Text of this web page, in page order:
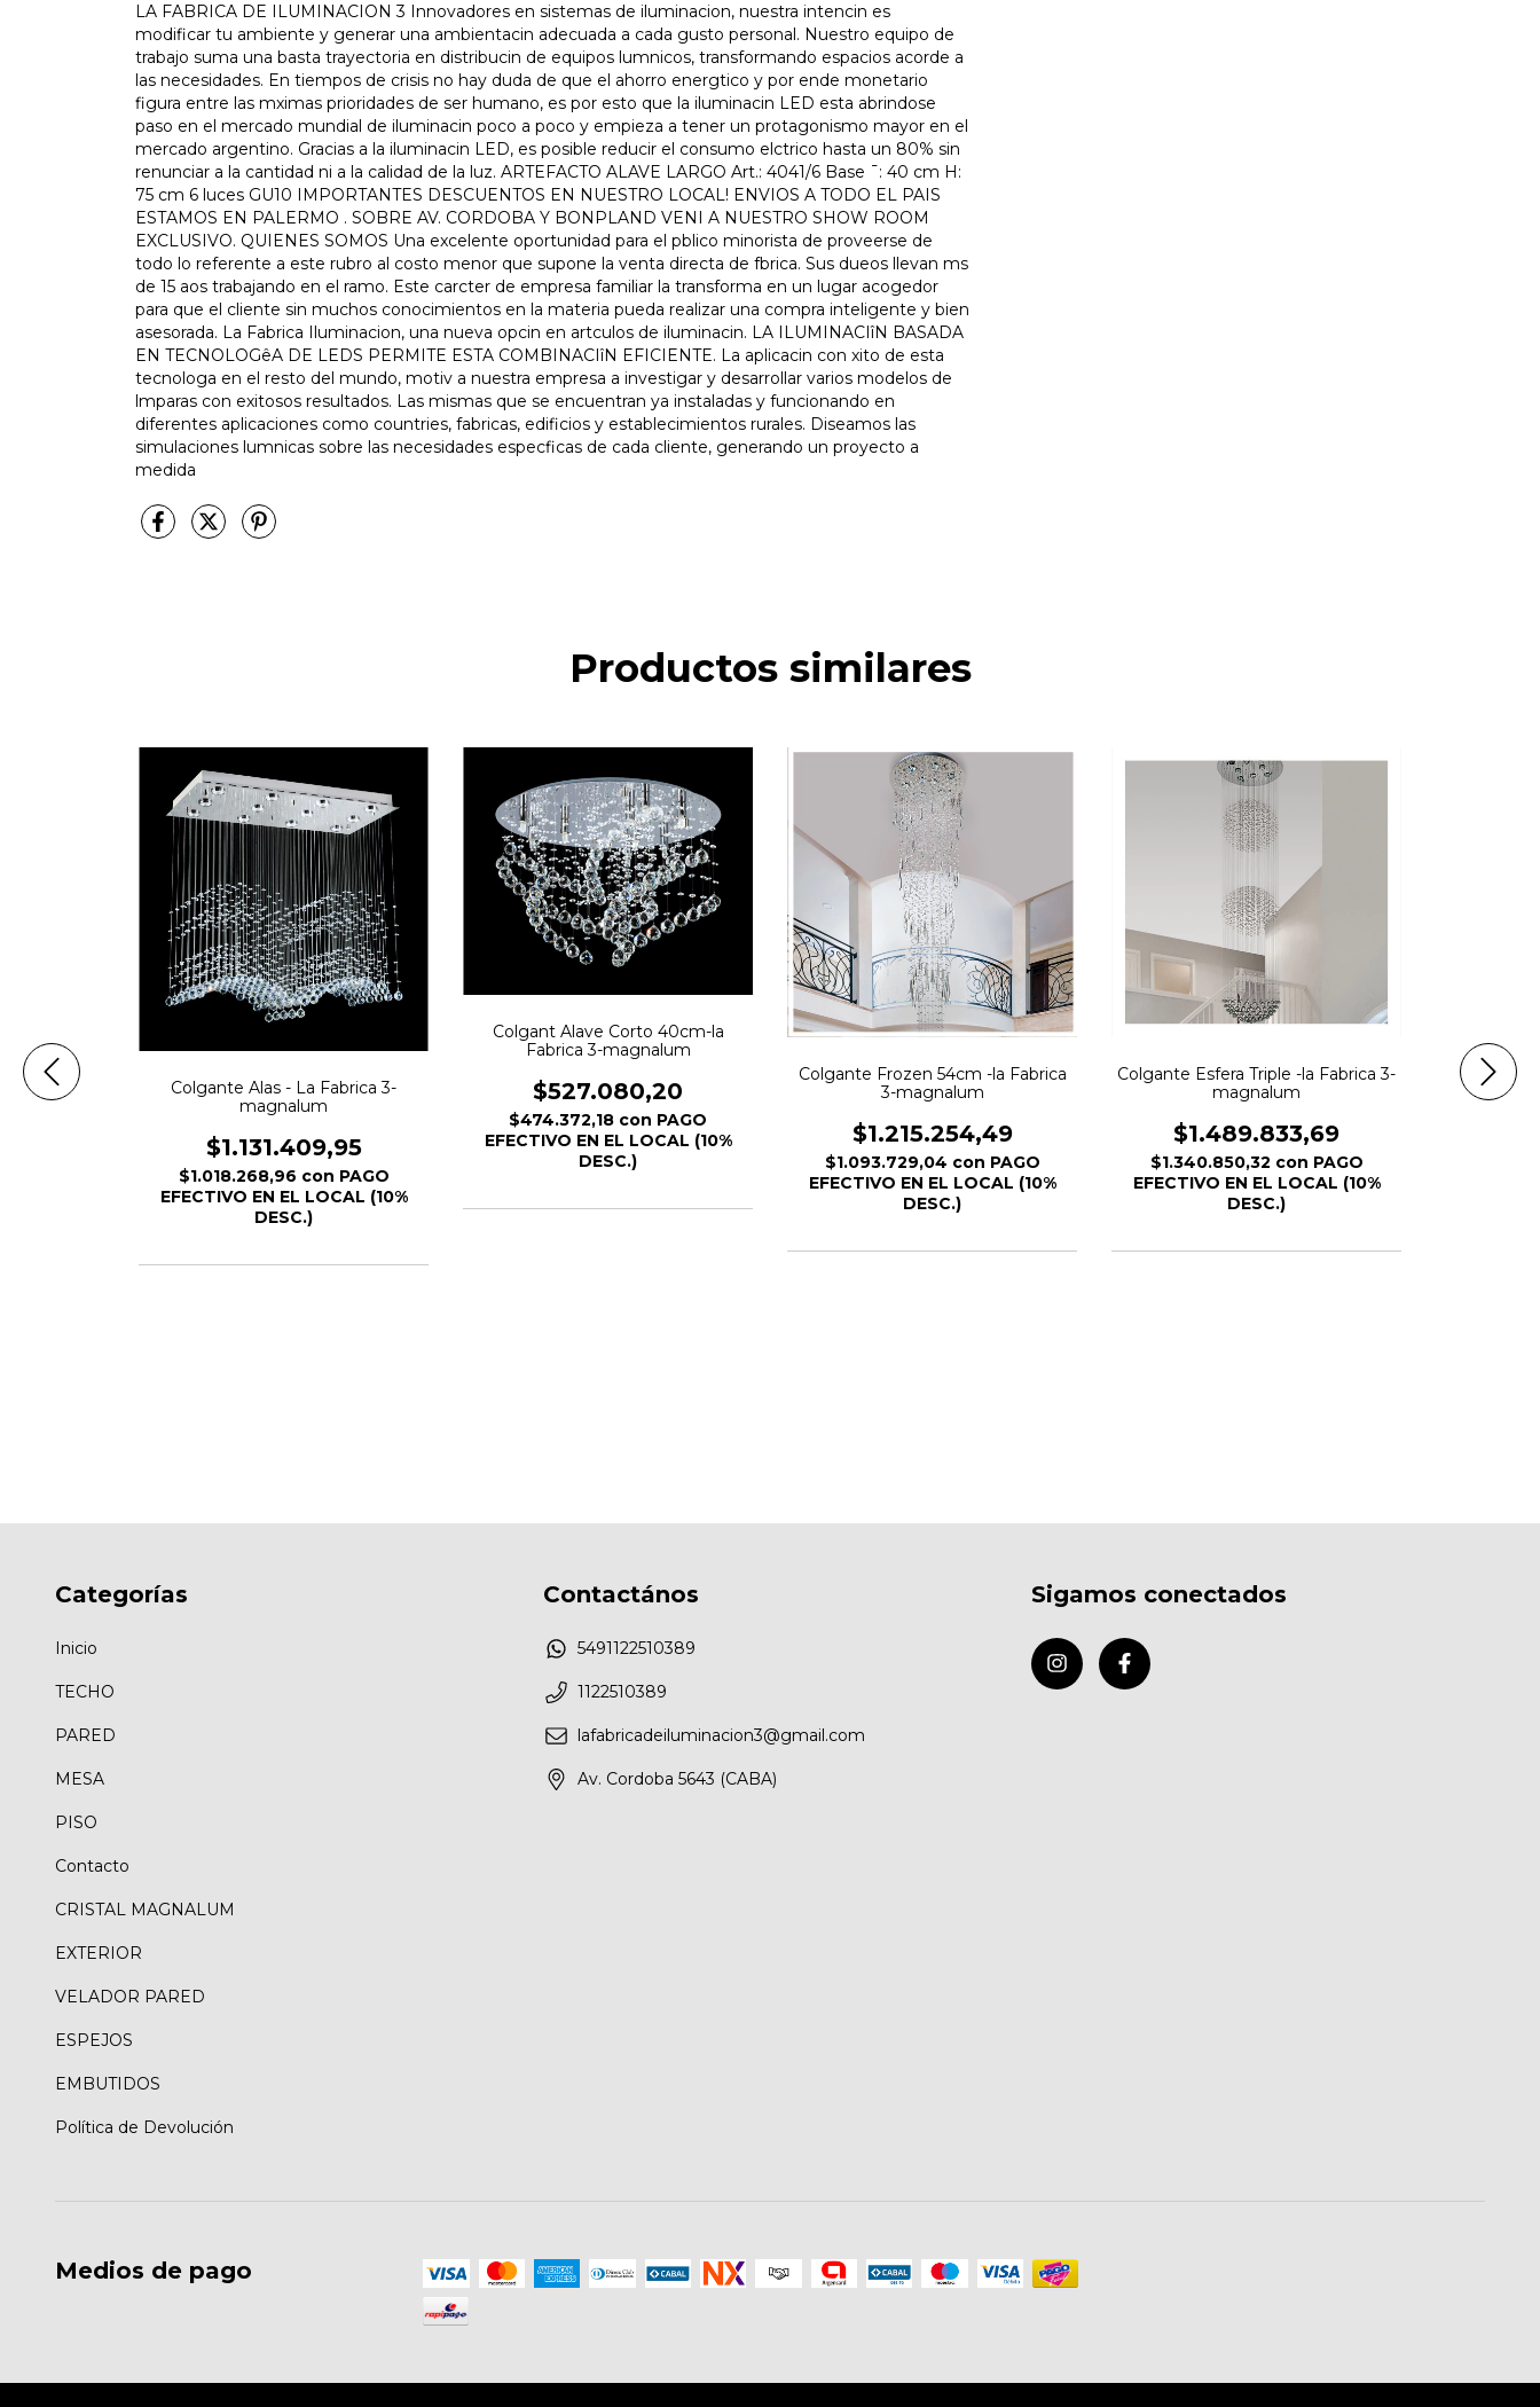
LA FABRICA DE ILUMINACION 3 Innovadores en sistemas de iluminacion, nuestra intencin es
modificar tu ambiente y generar una ambientacin adecuada a cada gusto personal. Nuestro equipo de
trabajo suma una basta trayectoria en distribucin de equipos lumnicos, transformando espacios acorde a
las necesidades. En tiempos de crisis no hay duda de que el ahorro energtico y por ende monetario
figura entre las mximas prioridades de ser humano, es por esto que la iluminacin LED esta abrindose
paso en el mercado mundial de iluminacin poco a poco y empieza a tener un protagonismo mayor en el
mercado argentino. Gracias a la iluminacin LED, es posible reducir el consumo elctrico hasta un 80% sin
renunciar a la cantidad ni a la calidad de la luz. ARTEFACTO ALAVE LARGO Art.: 4041/6 Base ¯: 40 cm H:
75 cm 6 luces GU10 IMPORTANTES DESCUENTOS EN NUESTRO LOCAL! ENVIOS A TODO EL PAIS
ESTAMOS EN PALERMO . SOBRE AV. CORDOBA Y BONPLAND VENI A NUESTRO SHOW ROOM
EXCLUSIVO. QUIENES SOMOS Una excelente oportunidad para el pblico minorista de proveerse de
todo lo referente a este rubro al costo menor que supone la venta directa de fbrica. Sus dueos llevan ms
de 15 aos trabajando en el ramo. Este carcter de empresa familiar la transforma en un lugar acogedor
para que el cliente sin muchos conocimientos en la materia pueda realizar una compra inteligente y bien
asesorada. La Fabrica Iluminacion, una nueva opcin en artculos de iluminacin. LA ILUMINACIîN BASADA
EN TECNOLOGêA DE LEDS PERMITE ESTA COMBINACIîN EFICIENTE. La aplicacin con xito de esta
tecnologa en el resto del mundo, motiv a nuestra empresa a investigar y desarrollar varios modelos de
lmparas con exitosos resultados. Las mismas que se encuentran ya instaladas y funcionando en
diferentes aplicaciones como countries, fabricas, edificios y establecimientos rurales. Diseamos las
simulaciones lumnicas sobre las necesidades especficas de cada cliente, generando un proyecto a
medida
Productos similares
Colgante Alas - La Fabrica 3-
magnalum
$1.131.409,95
$1.018.268,96 con PAGO
EFECTIVO EN EL LOCAL (10%
DESC.)
Colgant Alave Corto 40cm-la
Fabrica 3-magnalum
$527.080,20
$474.372,18 con PAGO
EFECTIVO EN EL LOCAL (10%
DESC.)
Colgante Frozen 54cm -la Fabrica
3-magnalum
$1.215.254,49
$1.093.729,04 con PAGO
EFECTIVO EN EL LOCAL (10%
DESC.)
Colgante Esfera Triple -la Fabrica 3-
magnalum
$1.489.833,69
$1.340.850,32 con PAGO
EFECTIVO EN EL LOCAL (10%
DESC.)
Colgant
Categorías
Inicio
TECHO
PARED
MESA
PISO
Contacto
CRISTAL MAGNALUM
EXTERIOR
VELADOR PARED
ESPEJOS
EMBUTIDOS
Política de Devolución
Contactános
5491122510389
1122510389
lafabricadeiluminacion3@gmail.com
Av. Cordoba 5643 (CABA)
Sigamos conectados
Medios de pago